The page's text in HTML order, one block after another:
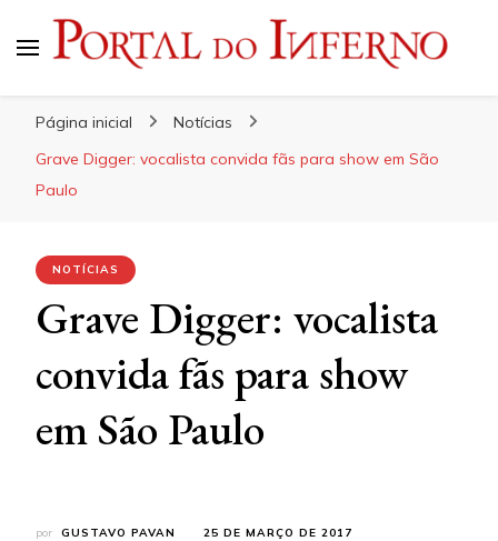
Página inicial
Notícias
Grave Digger: vocalista convida fãs para show em São
Paulo
NOTÍCIAS
Grave Digger: vocalista
convida fãs para show
em São Paulo
por GUSTAVO PAVAN 25 DE MARÇO DE 2017